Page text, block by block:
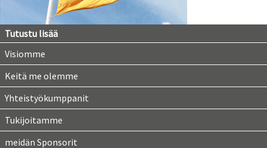
Tutustu lisää
Visiomme
Keitä me olemme
Yhteistyökumppanit
Tukijoitamme
meidän Sponsorit